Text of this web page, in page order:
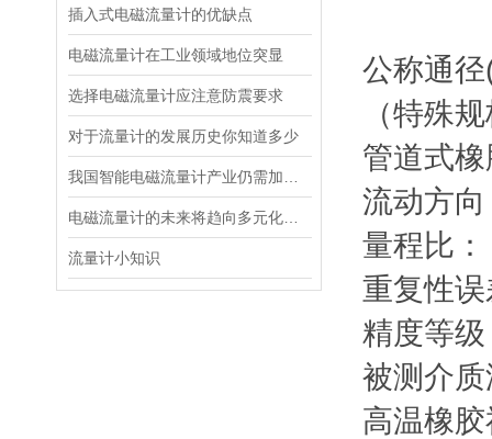
插入式电磁流量计的优缺点
电磁流量计在工业领域地位突显
选择电磁流量计应注意防震要求
对于流量计的发展历史你知道多少
流量计小知识
公称通
（特殊
管道式
流动方
量程比
重复性
精度等
被测介
高温橡